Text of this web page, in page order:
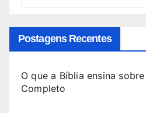
Postagens Recentes
O que a Bíblia ensina
Completo